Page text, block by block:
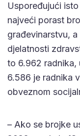
Uspoređujući
najveći porast
građevinarstvu, a
djelatnosti
to 6.962 radnika,
6.586 je radnika
obveznom
– Ako se brojke